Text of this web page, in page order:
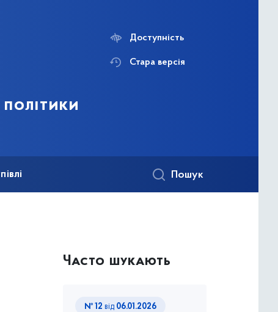
Доступність
Стара версія
Пошук
Часто шукають
№ 12 від 06.01.2026